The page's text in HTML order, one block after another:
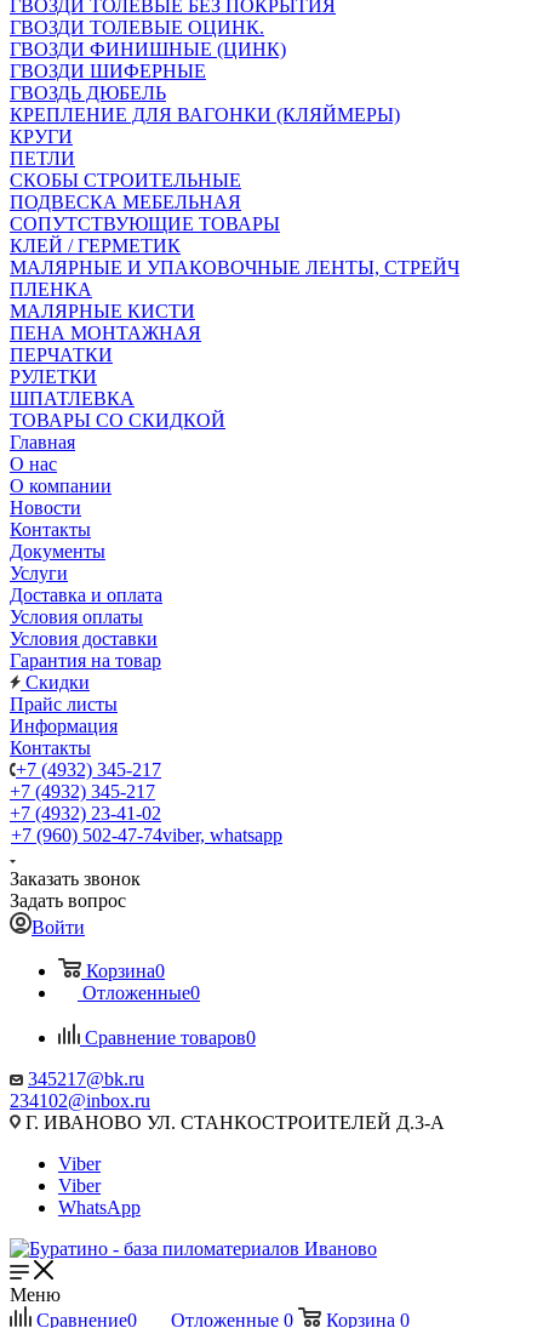
ГВОЗДИ ТОЛЕВЫЕ БЕЗ ПОКРЫТИЯ
ГВОЗДИ ТОЛЕВЫЕ ОЦИНК.
ГВОЗДИ ФИНИШНЫЕ (ЦИНК)
ГВОЗДИ ШИФЕРНЫЕ
ГВОЗДЬ ДЮБЕЛЬ
КРЕПЛЕНИЕ ДЛЯ ВАГОНКИ (КЛЯЙМЕРЫ)
КРУГИ
ПЕТЛИ
СКОБЫ СТРОИТЕЛЬНЫЕ
ПОДВЕСКА МЕБЕЛЬНАЯ
СОПУТСТВУЮЩИЕ ТОВАРЫ
КЛЕЙ / ГЕРМЕТИК
МАЛЯРНЫЕ И УПАКОВОЧНЫЕ ЛЕНТЫ, СТРЕЙЧ
ПЛЕНКА
МАЛЯРНЫЕ КИСТИ
ПЕНА МОНТАЖНАЯ
ПЕРЧАТКИ
РУЛЕТКИ
ШПАТЛЕВКА
ТОВАРЫ СО СКИДКОЙ
Главная
О нас
О компании
Новости
Контакты
Документы
Услуги
Доставка и оплата
Условия оплаты
Условия доставки
Гарантия на товар
Скидки
Прайс листы
Информация
Контакты
+7 (4932) 345-217
+7 (4932) 345-217
+7 (4932) 23-41-02
+7 (960) 502-47-74viber, whatsapp
Заказать звонок
Задать вопрос
Войти
Корзина0
Отложенные0
Сравнение товаров0
345217@bk.ru
234102@inbox.ru
Г. ИВАНОВО УЛ. СТАНКОСТРОИТЕЛЕЙ Д.3-А
Viber
Viber
WhatsApp
Меню
Сравнение0 Отложенные 0 Корзина 0